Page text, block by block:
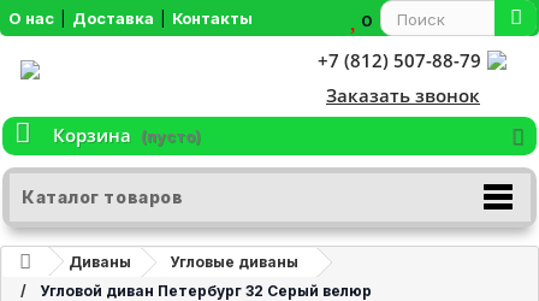
О нас Доставка Контакты 0
+7 (812) 507-88-79
Заказать звонок
Корзина
(пусто)
Каталог товаров
Диваны
Угловые диваны
Угловой диван Петербург 32 Серый велюр